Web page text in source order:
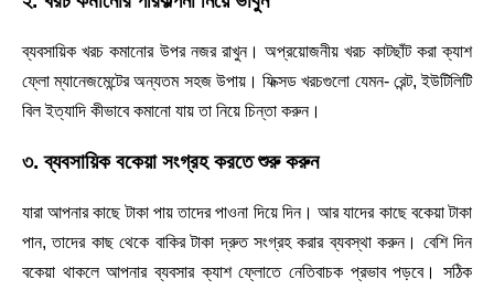
ব্যবসায়িক খরচ কমানোর উপর নজর রাখুন। অপ্রয়োজনীয় খরচ কাটছাঁট করা ক্যাশ
ফ্লো ম্যানেজমেন্টের অন্যতম সহজ উপায়। ফিক্সড খরচগুলো যেমন- রেন্ট, ইউটিলিটি
বিল ইত্যাদি কীভাবে কমানো যায় তা নিয়ে চিন্তা করুন।
৩. ব্যবসায়িক বকেয়া সংগ্রহ করতে শুরু করুন
যারা আপনার কাছে টাকা পায় তাদের পাওনা দিয়ে দিন। আর যাদের কাছে বকেয়া টাকা
পান, তাদের কাছ থেকে বাকির টাকা দ্রুত সংগ্রহ করার ব্যবস্থা করুন। বেশি দিন
বকেয়া থাকলে আপনার ব্যবসার ক্যাশ ফ্লোতে নেতিবাচক প্রভাব পড়বে। সঠিক